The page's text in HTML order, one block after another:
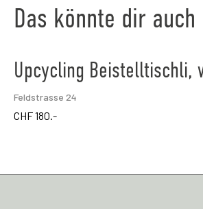
Das könnte dir
Upcycling Beistelltischli,
Feldstrasse 24
CHF180.-